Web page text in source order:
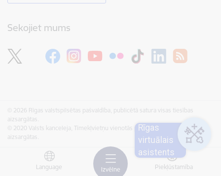
Izvēlne
Language Piekļūstamība
Sekojiet mums
© 2026 Rīgas valstspilsētas pašvaldība, publicētā satura visas tiesības
aizsargātas.
© 2020 Valsts kanceleja, Tīmekļvietņu vienotās platformas visas tiesības
aizsargātas.
Rīgas
virtuālais
asistents